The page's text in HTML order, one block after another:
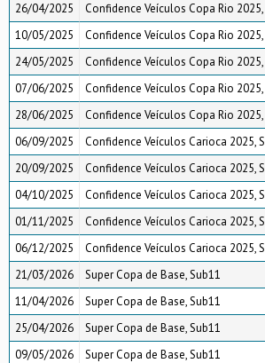
26/04/2025
Confidence Veículos Copa Rio 2025,
10/05/2025
Confidence Veículos Copa Rio 2025,
24/05/2025
Confidence Veículos Copa Rio 2025,
07/06/2025
Confidence Veículos Copa Rio 2025,
28/06/2025
Confidence Veículos Copa Rio 2025,
06/09/2025
Confidence Veículos Carioca 2025,
20/09/2025
Confidence Veículos Carioca 2025,
04/10/2025
Confidence Veículos Carioca 2025,
01/11/2025
Confidence Veículos Carioca 2025,
06/12/2025
Confidence Veículos Carioca 2025,
21/03/2026
Super Copa de Base, Sub11
11/04/2026
Super Copa de Base, Sub11
25/04/2026
Super Copa de Base, Sub11
09/05/2026
Super Copa de Base, Sub11